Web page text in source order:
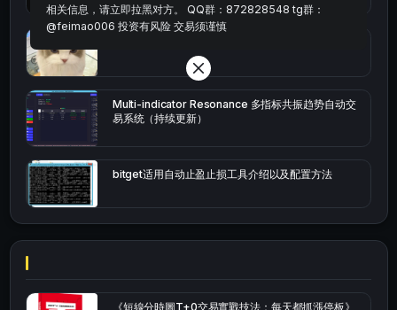
Multi-indicator Resonance 多指标共振趋势自动交
易系统（持续更新）
bitget适用自动止盈止损工具介绍以及配置方法
《短線分時圖T+0交易實戰技法：每天都抓漲停板》
相关信息，请立即拉黑对方。 QQ群：872828548 tg群：
@feimao006 投资有风险 交易须谨慎